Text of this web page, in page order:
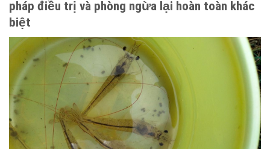
pháp điều trị và phòng ngừa lại hoàn toàn khác
biệt